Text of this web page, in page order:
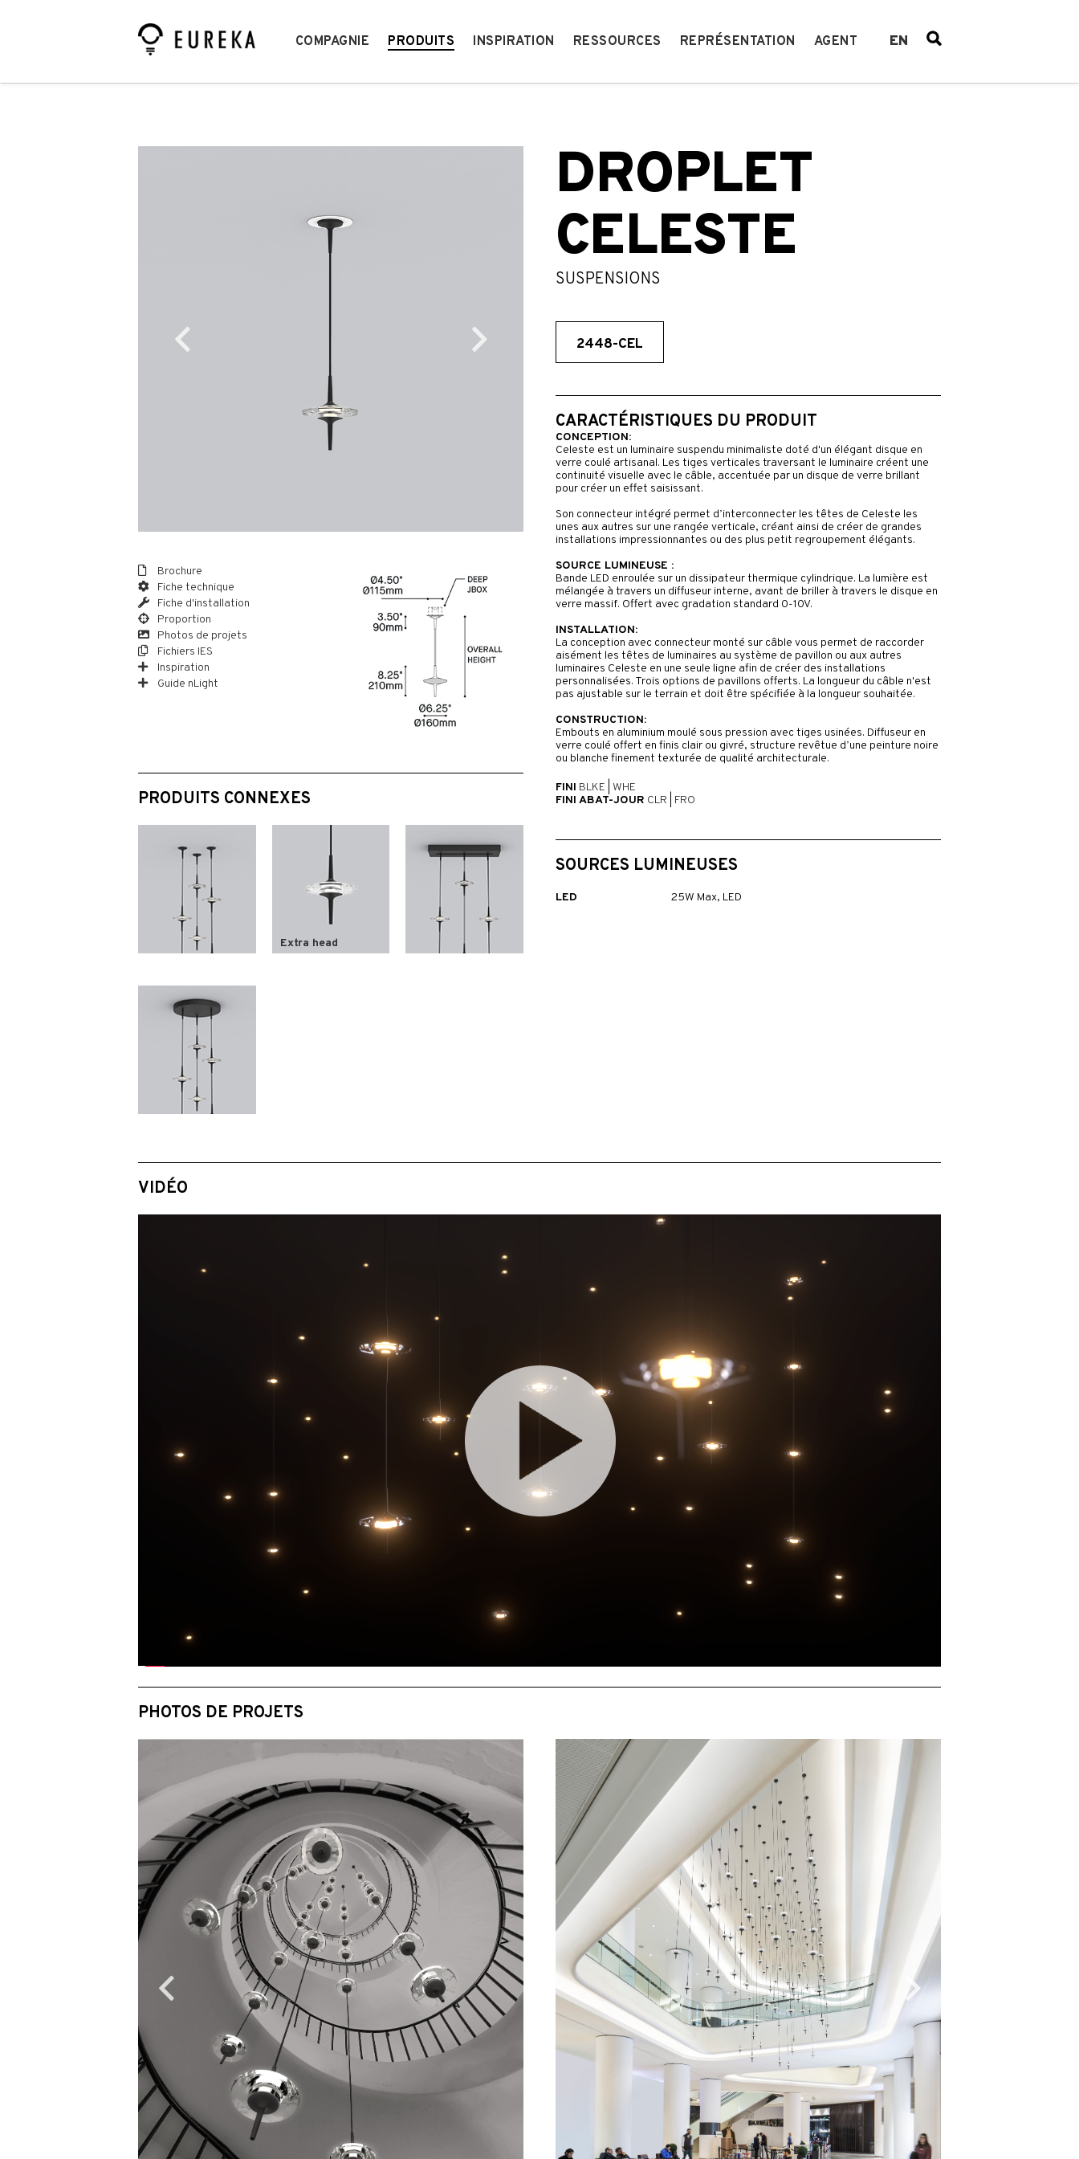
COMPAGNIE PRODUITS INSPIRATION RESSOURCES REPRÉSENTATION AGENT EN
Brochure
Fiche technique
Fiche d'installation
Proportion
Photos de projets
Fichiers IES
Inspiration
Guide nLight
PRODUITS CONNEXES
Extra head
DROPLET
CELESTE
SUSPENSIONS
2448-CEL
CARACTÉRISTIQUES DU PRODUIT
CONCEPTION:
Celeste est un luminaire suspendu minimaliste doté d'un élégant disque en
verre coulé artisanal. Les tiges verticales traversant le luminaire créent une
continuité visuelle avec le câble, accentuée par un disque de verre brillant
pour créer un effet saisissant.
Son connecteur intégré permet d’interconnecter les têtes de Celeste les
unes aux autres sur une rangée verticale, créant ainsi de créer de grandes
installations impressionnantes ou des plus petit regroupement élégants.
SOURCE LUMINEUSE :
Bande LED enroulée sur un dissipateur thermique cylindrique. La lumière est
mélangée à travers un diffuseur interne, avant de briller à travers le disque en
verre massif. Offert avec gradation standard 0-10V.
INSTALLATION:
La conception avec connecteur monté sur câble vous permet de raccorder
aisément les têtes de luminaires au système de pavillon ou aux autres
luminaires Celeste en une seule ligne afin de créer des installations
personnalisées. Trois options de pavillons offerts. La longueur du câble n'est
pas ajustable sur le terrain et doit être spécifiée à la longueur souhaitée.
CONSTRUCTION:
Embouts en aluminium moulé sous pression avec tiges usinées. Diffuseur en
verre coulé offert en finis clair ou givré, structure revêtue d’une peinture noire
ou blanche finement texturée de qualité architecturale.
FINI BLKE WHE
FINI ABAT-JOUR CLR FRO
SOURCES LUMINEUSES
LED 25W Max, LED
VIDÉO
PHOTOS DE PROJETS